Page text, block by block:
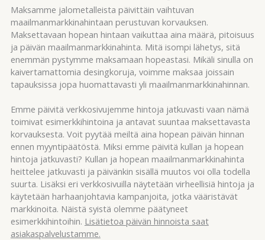
Maksamme jalometalleista päivittäin vaihtuvan
maailmanmarkkinahintaan perustuvan korvauksen.
Maksettavaan hopean hintaan vaikuttaa aina määrä, pitoisuus
ja päivän maailmanmarkkinahinta. Mitä isompi lähetys, sitä
enemmän pystymme maksamaan hopeastasi. Mikäli sinulla on
kaivertamattomia desingkoruja, voimme maksaa joissain
tapauksissa jopa huomattavasti yli maailmanmarkkinahinnan.
Emme päivitä verkkosivujemme hintoja jatkuvasti vaan nämä
toimivat esimerkkihintoina ja antavat suuntaa maksettavasta
korvauksesta. Voit pyytää meiltä aina hopean päivän hinnan
ennen myyntipäätöstä. Miksi emme päivitä kullan ja hopean
hintoja jatkuvasti? Kullan ja hopean maailmanmarkkinahinta
heittelee jatkuvasti ja päivänkin sisällä muutos voi olla todella
suurta. Lisäksi eri verkkosivuilla näytetään virheellisiä hintoja ja
käytetään harhaanjohtavia kampanjoita, jotka vääristävät
markkinoita. Näistä syistä olemme päätyneet
esimerkkihintoihin. Lisätietoa päivän hinnoista saat
asiakaspalvelustamme.